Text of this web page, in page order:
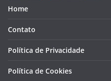
F
c
e
s
t
t
Home
Contato
Política de Privacidade
Política de Cookies